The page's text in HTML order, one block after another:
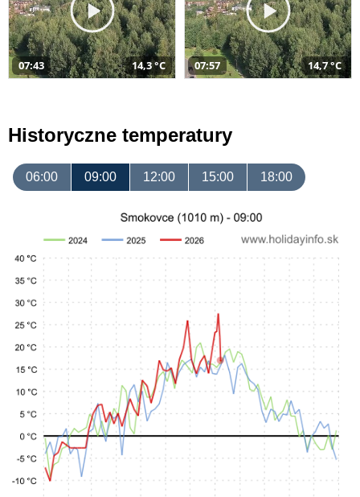
07:43 14,3 °C 07:57 14,7 °C
Historyczne temperatury
06:00 09:00 12:00 15:00 18:00